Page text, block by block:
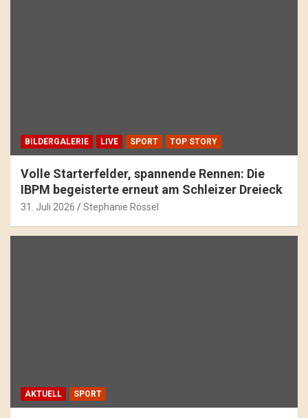
BILDERGALERIE LIVE SPORT TOP STORY
Volle Starterfelder, spannende Rennen: Die
IBPM begeisterte erneut am Schleizer Dreieck
31. Juli 2026 Stephanie Rössel
AKTUELL SPORT